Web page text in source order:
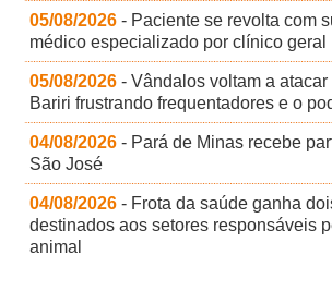
05/08/2026 - Paciente se revolta com
médico especializado por clínico geral
05/08/2026 - Vândalos voltam a
Bariri frustrando frequentadores e o
04/08/2026 - Pará de Minas recebe
São José
04/08/2026 - Frota da saúde ganha
destinados aos setores responsáveis
animal